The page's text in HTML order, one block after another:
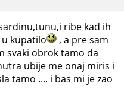
ribe kad ih
u kupatilo
, a pre sam
svaki obrok tamo da
ubije me onaj miris i
tamo .... i bas mi je zao